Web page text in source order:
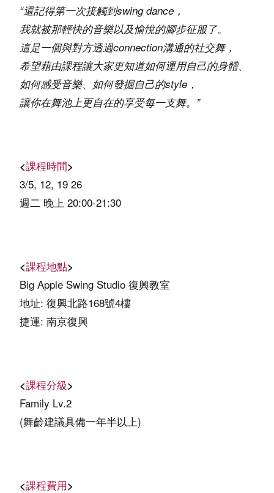
“還記得第一次接觸到swing dance，
我就被那輕快的音樂以及愉悅的腳步征服了。
這是一個與對方透過connection溝通的社交舞，
希望藉由課程讓大家更知道如何運用自己的身體、
如何感受音樂、如何發掘自己的style，
讓你在舞池上更自在的享受每一支舞。”
<課程時間>
3/5, 12, 19 26
週二 晚上 20:00-21:30
<課程地點>
Big Apple Swing Studio 復興教室
地址: 復興北路168號4樓
捷運: 南京復興
<課程分級>
Family Lv.2
(舞齡建議具備一年半以上)
<課程費用>